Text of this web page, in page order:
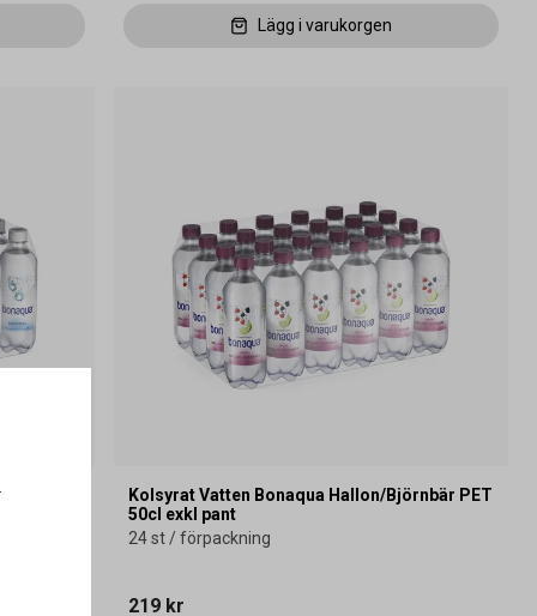
Lägg i varukorgen
50cl
Kolsyrat Vatten Bonaqua Hallon/Björnbär PET
50cl exkl pant
24 st / förpackning
219 kr